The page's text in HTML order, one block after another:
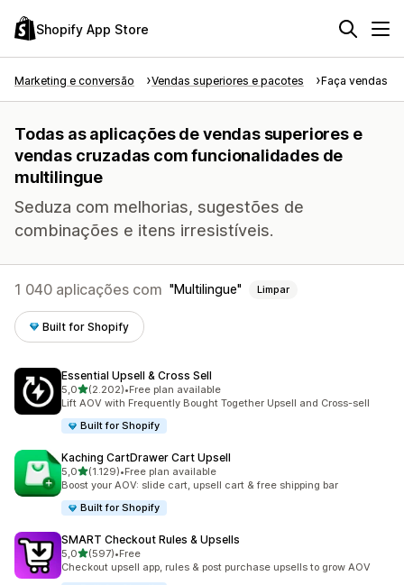
Shopify App Store
Marketing e conversão Vendas superiores e pacotes Faça vendas
Todas as aplicações de vendas superiores e
vendas cruzadas com funcionalidades de
multilingue
Seduza com melhorias, sugestões de
combinações e itens irresistíveis.
1 040 aplicações com Multilingue Limpar
Built for Shopify
Essential Upsell & Cross Sell
5,0de 5 estrelas
(2.202)
2202 total de avaliações
•Free plan available
Lift AOV with Frequently Bought Together Upsell and Cross-sell
Built for Shopify
Kaching CartDrawer Cart Upsell
5,0de 5 estrelas
(1.129)
1129 total de avaliações
•Free plan available
Boost your AOV: slide cart, upsell cart & free shipping bar
Built for Shopify
SMART Checkout Rules & Upsells
5,0de 5 estrelas
(597)
597 total de avaliações
•Free
Checkout upsell app, rules & post purchase upsells to grow AOV